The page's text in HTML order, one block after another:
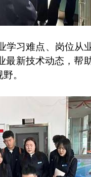
习难点、岗位
新技术动态，
。